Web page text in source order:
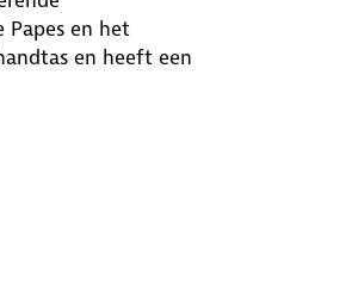
Papes en het
en heeft een
dan 100 gidsen biedt